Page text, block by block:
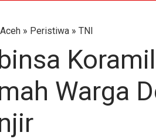
Aceh » Peristiwa » TNI
Warga